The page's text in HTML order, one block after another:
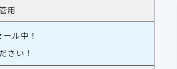
用
ル中！
さい！